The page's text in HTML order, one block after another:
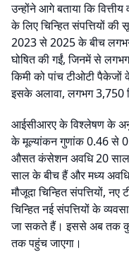
उन्होंने आगे बताया कि
के लिए चिन्हित संपत्तियों की
2023 से 2025 के बीच
घोषित की गईं, जिनमें से
किमी को पांच टीओटी पैकेजों
इसके अलावा, लगभग 3,750
आईसीआरए के विश्लेषण के
के मूल्यांकन गुणांक 0.46 से
औसत कंसेशन अवधि 20 साल
साल के बीच हैं और मध्य
मौजूदा चिन्हित संपत्तियों,
चिन्हित नई संपत्तियों के
जा सकते हैं। इससे अब तक
तक पहुंच जाएगा।